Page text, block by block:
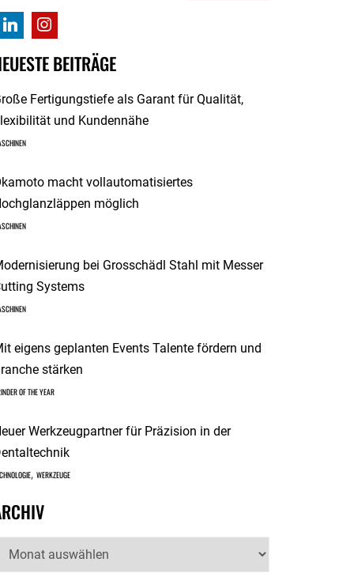
BEITRÄGE
Fertigungstiefe als Garant für Qualität,
und Kundennähe
macht vollautomatisiertes
möglich
bei Grosschädl Stahl mit Messer
Systems
eigens geplanten Events Talente fördern und
stärken
OF THE YEAR
Werkzeugpartner für Präzision in der
, WERKZEUGE
Archiv